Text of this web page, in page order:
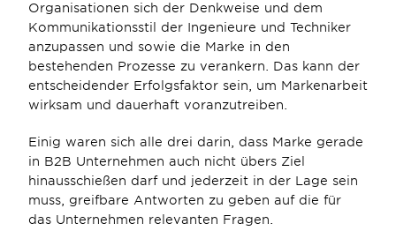
Organisationen sich der Denkweise und dem
Kommunikationsstil der Ingenieure und Techniker
anzupassen und sowie die Marke in den
bestehenden Prozesse zu verankern. Das kann der
entscheidender Erfolgsfaktor sein, um Markenarbeit
wirksam und dauerhaft voranzutreiben.
Einig waren sich alle drei darin, dass Marke gerade
in B2B Unternehmen auch nicht übers Ziel
hinausschießen darf und jederzeit in der Lage sein
muss, greifbare Antworten zu geben auf die für
das Unternehmen relevanten Fragen.